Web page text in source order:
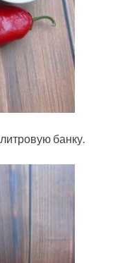
литровую банку.